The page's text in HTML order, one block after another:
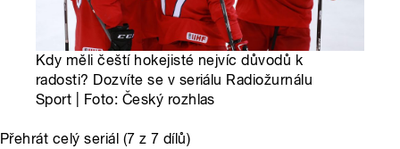
Kdy měli čeští hokejisté nejvíc důvodů k
radosti? Dozvíte se v seriálu Radiožurnálu
Sport | Foto: Český rozhlas
Přehrát celý seriál (7 z 7 dílů)